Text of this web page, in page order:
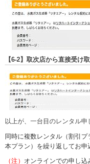
【6-2】取次店から直接受け
以上が、一台目のレンタル申
同時に複数レンタル（割引
本プラン）を繰り返してお申
（注） オンラインでの申し込